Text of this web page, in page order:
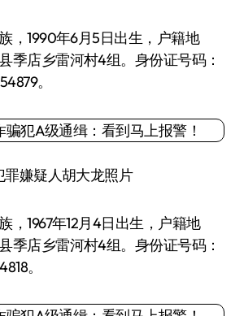
，1990年6月5日出生，户籍地
季店乡雷河村4组。身份证号码：
。
罪嫌疑人胡大龙照片
，1967年12月4日出生，户籍地
季店乡雷河村4组。身份证号码：
。